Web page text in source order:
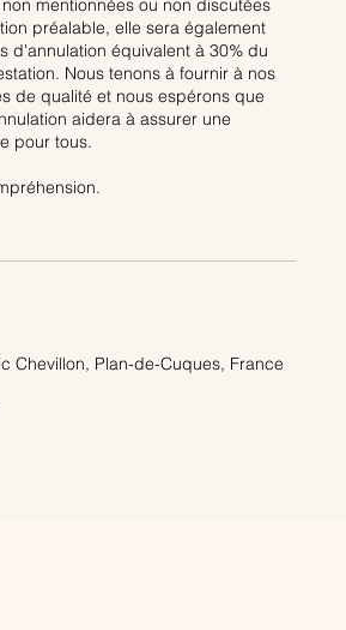
mentionnées ou non discutées
préalable, elle sera également
d'annulation équivalent à 30% du
Nous tenons à fournir à nos
de qualité et nous espérons que
aidera à assurer une
pour tous.
Chevillon, Plan-de-Cuques, France